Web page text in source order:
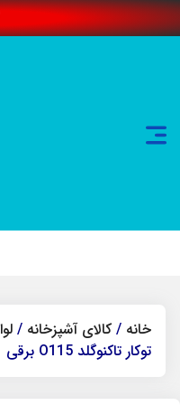
خانه / کالای آشپزخانه /
توکار تاکنوگلد O115 برقی